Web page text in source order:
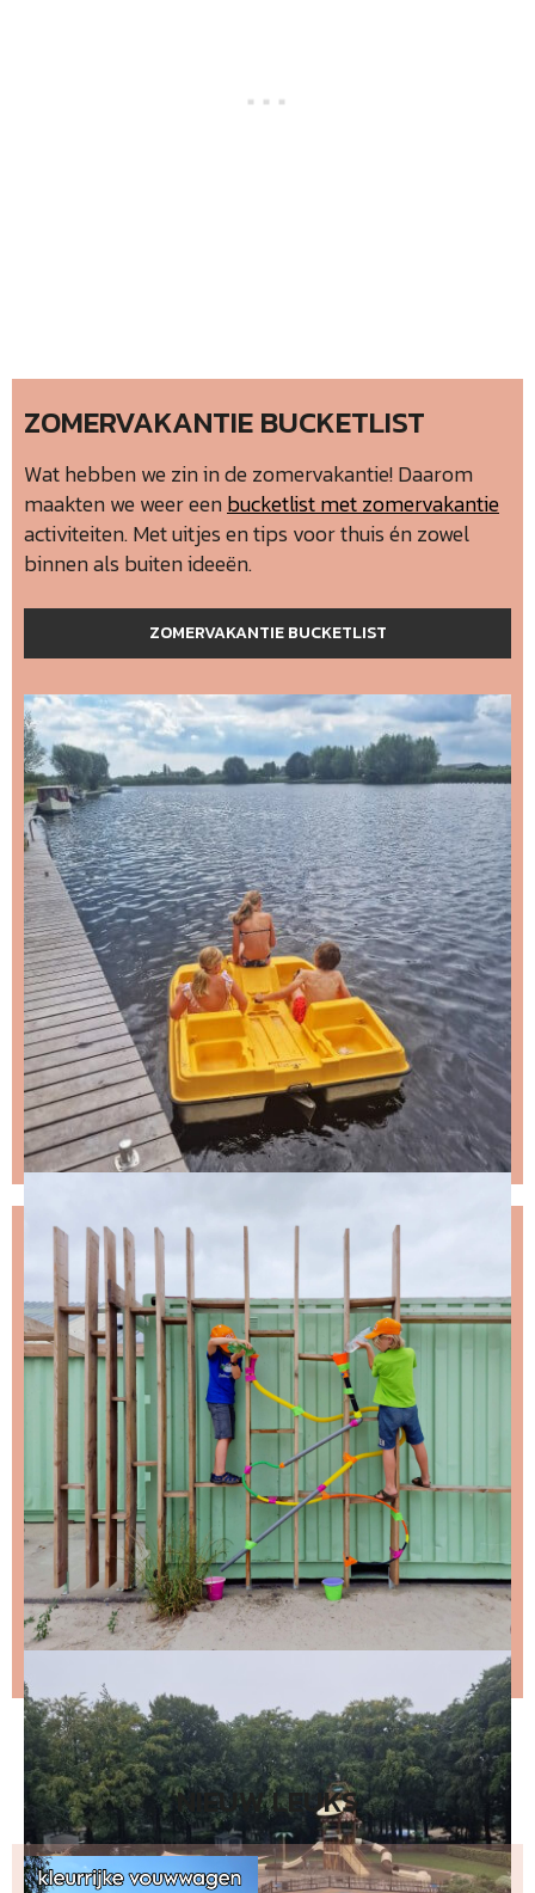
ZOMERVAKANTIE BUCKETLIST
Wat hebben we zin in de zomervakantie! Daarom
maakten we weer eenbucketlist met zomervakantie
activiteiten. Met uitjes en tips voor thuis én zowel
binnen als buiten ideeën.
ZOMERVAKANTIE BUCKETLIST
NIKS LEUKS MISSEN?
Schrijf je in voor de nieuwsbrief, dan stuur ik je
ongeveer twee keer per maand een leuke mail.
Stap 1 – vul je emailadres in en klik op de knop:
Stap 2 – open de email en bevestig je inschrijving
(niks ontvangen, bekijk dan je spam folder).
Wil je niet wachten op de volgende nieuwsbrief?
Lees
dan hier de nieuwste nieuwsbrief
NIEUW LEUKS